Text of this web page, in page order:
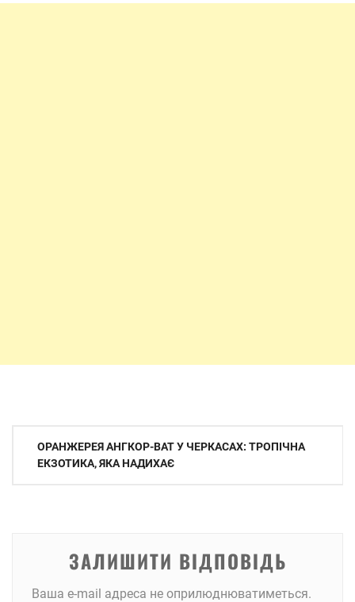
Навігація
записів
ОРАНЖЕРЕЯ АНГКОР-ВАТ У ЧЕРКАСАХ: ТРОПІЧНА
ЕКЗОТИКА, ЯКА НАДИХАЄ
ЗАЛИШИТИ ВІДПОВІДЬ
Ваша e-mail адреса не оприлюднюватиметься.